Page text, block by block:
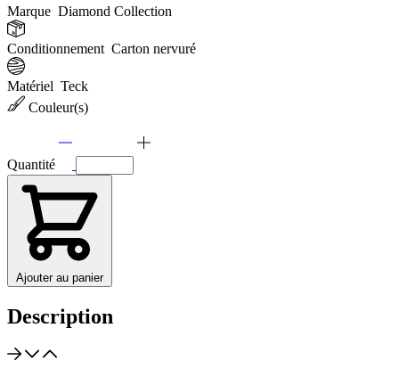
Marque Diamond Collection
Conditionnement Carton nervuré
Matériel Teck
Couleur(s)
Quantité
Ajouter au panier
Description